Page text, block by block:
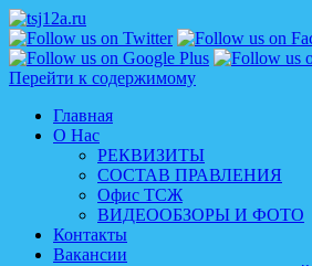
Перейти к содержимому
Главная
О Нас
РЕКВИЗИТЫ
СОСТАВ ПРАВЛЕНИЯ
Офис ТСЖ
ВИДЕООБЗОРЫ И ФОТО
Контакты
Вакансии